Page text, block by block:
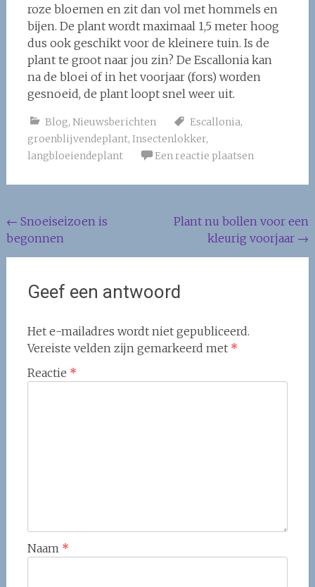
roze bloemen en zit dan vol met hommels en
bijen. De plant wordt maximaal 1,5 meter hoog
dus ook geschikt voor de kleinere tuin. Is de
plant te groot naar jou zin? De Escallonia kan
na de bloei of in het voorjaar (fors) worden
gesnoeid, de plant loopt snel weer uit.
Blog, Nieuwsberichten Escallonia,
groenblijvendeplant, Insectenlokker,
langbloeiendeplant
Een reactie plaatsen
Berichtnavigatie
← Snoeiseizoen is
begonnen
Plant nu bollen voor een
kleurig voorjaar →
Geef een antwoord
Het e-mailadres wordt niet gepubliceerd.
Vereiste velden zijn gemarkeerd met *
Reactie *
Naam *